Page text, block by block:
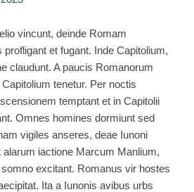
Tarquinio
il
Superbo”
vincunt, deinde Romam
et fugant. Inde Capitolium,
claudunt. A paucis Romanorum
tenetur. Per noctis
temptant et in Capitolii
Omnes homines dormiunt sed
vigiles anseres, deae Iunoni
iactione Marcum Manlium,
excitant. Romanus vir hostes
Ita a Iunonis avibus urbs